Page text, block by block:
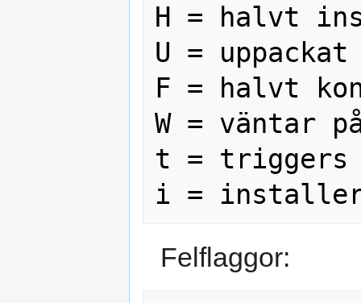
H = halvt
U = uppackat
F = halvt
W = väntar
t = triggers
Felflaggor: